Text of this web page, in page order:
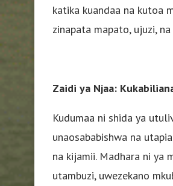
katika kuandaa na kutoa
zinapata mapato, ujuzi,
Zaidi ya Njaa:
Kudumaa ni shida ya
unaosababishwa na
na kijamii. Madhara ni ya
utambuzi, uwezekano